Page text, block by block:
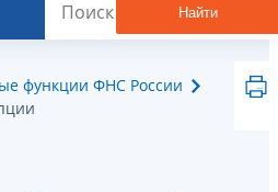
Найти
функции ФНС России